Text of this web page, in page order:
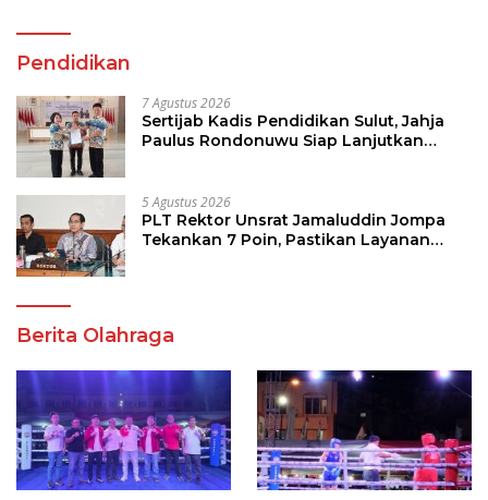
Pendidikan
7 Agustus 2026
Sertijab Kadis Pendidikan Sulut, Jahja
Paulus Rondonuwu Siap Lanjutkan
5 Agustus 2026
PLT Rektor Unsrat Jamaluddin Jompa
Tekankan 7 Poin, Pastikan Layanan
Berita Olahraga